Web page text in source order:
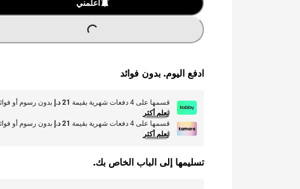
أعلمني
L
.
ادفع اليوم. بدون فوائد
قسمها على 4 دفعات شهرية بقيمة 21 د.إ
بدون رسوم أو
تعلم أكثر
قسمها على 4 دفعات شهرية بقيمة
21 د.إ
بدون رسوم أو
تعلم أكثر
تسليمها إلى الباب الخاص بك.